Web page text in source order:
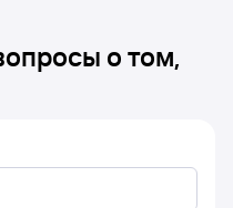
о том,